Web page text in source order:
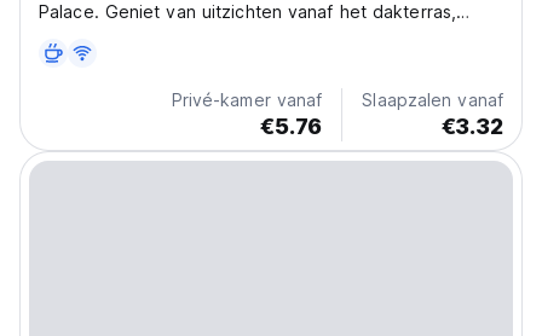
Palace. Geniet van uitzichten vanaf het dakterras,
backpackers in Pink City. (Auto-translated from original
Privé-kamer vanaf
€5.76
Slaapzalen vanaf
€3.32